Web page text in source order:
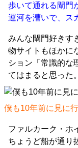
歩いて通れる閘門
運河を漕いで、ス
みんな閘門好きす
物サイトもほかに
ション「常識的な
てはまると思った。
僕も10年前に見に
ファルカーク・ホ
ちょうど船が通り